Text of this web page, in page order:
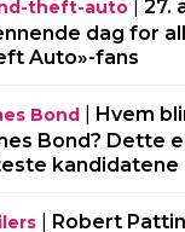
theft-auto| 27.
dag for
Auto»-fans
Bond| Hvem
Bond? Dette
kandidatene
| Robert